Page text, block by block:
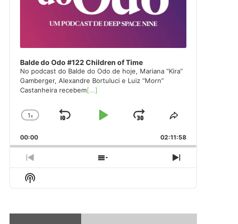
Balde do Odo #122 Children of Time
No podcast do Balde do Odo de hoje, Mariana “Kira”
Gamberger, Alexandre Bortuluci e Luiz “Morn”
Castanheira recebem[...]
Change
Rate
1x
Skip
Play
Jump
Forward
Share
Episode
00:00 02:11:58
Previous
Episode
Show
Episodes
Next
Episode
Show
Podcast